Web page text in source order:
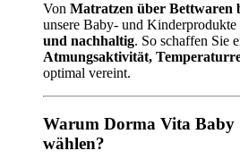
Von Matratzen über Bettwaren
unsere Baby- und Kinderprodukte
und nachhaltig. So schaffen Sie
Atmungsaktivität,
optimal vereint.
Warum Dorma Vita
wählen?